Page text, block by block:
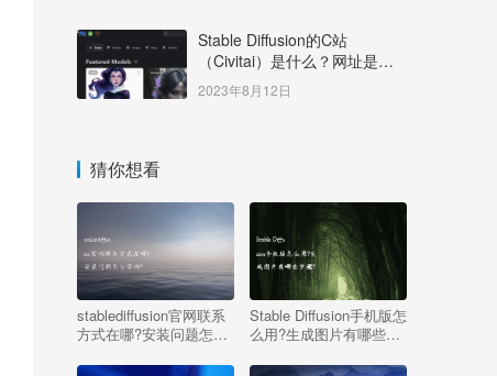
Stable Diffusion的C站
（Civitai）是什么？网址是多
少？
2023年8月12日
猜你想看
stablediffusion官网联系
方式在哪?安装问题怎么
Stable Diffusion手机版怎
么用?生成图片有哪些步